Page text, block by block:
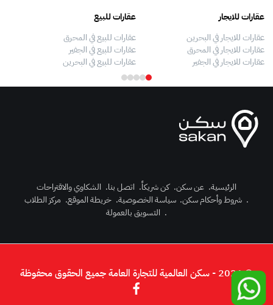
عقارات للايجار
عقارات للايجار في البحرين
عقارات للايجار في المحرق
عقارات للايجار في الجفير
عقارات للبيع
عقارات للبيع في المحرق
عقارات للبيع في الجفير
عقارات للبيع في البحرين
الرئيسية. عن سكن. كن شريكاً. اتصل بنا. الشكاوي والاقتراحات
. شروط وأحكام سكن. سياسة الخصوصية. خريطة الموقع. مركز الطلاب
. التسويق بالعمولة
© 2026 - سكن العالمية للتجارة العامة جميع الحقوق محفوظة